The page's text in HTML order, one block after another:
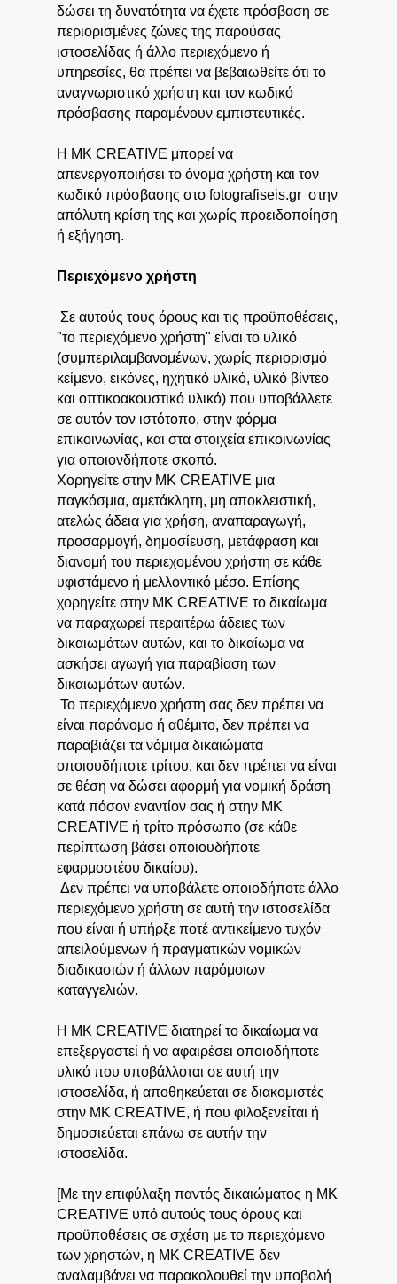
δώσει τη δυνατότητα να έχετε πρόσβαση σε
περιορισμένες ζώνες της παρούσας
ιστοσελίδας ή άλλο περιεχόμενο ή
υπηρεσίες, θα πρέπει να βεβαιωθείτε ότι το
αναγνωριστικό χρήστη και τον κωδικό
πρόσβασης παραμένουν εμπιστευτικές.
Η MK CREATIVE μπορεί να
απενεργοποιήσει το όνομα χρήστη και τον
κωδικό πρόσβασης στο fotografiseis.gr στην
απόλυτη κρίση της και χωρίς προειδοποίηση
ή εξήγηση.
Περιεχόμενο χρήστη
Σε αυτούς τους όρους και τις προϋποθέσεις,
"το περιεχόμενο χρήστη" είναι το υλικό
(συμπεριλαμβανομένων, χωρίς περιορισμό
κείμενο, εικόνες, ηχητικό υλικό, υλικό βίντεο
και οπτικοακουστικό υλικό) που υποβάλλετε
σε αυτόν τον ιστότοπο, στην φόρμα
επικοινωνίας, και στα στοιχεία επικοινωνίας
για οποιονδήποτε σκοπό.
Χορηγείτε στην MK CREATIVE μια
παγκόσμια, αμετάκλητη, μη αποκλειστική,
ατελώς άδεια για χρήση, αναπαραγωγή,
προσαρμογή, δημοσίευση, μετάφραση και
διανομή του περιεχομένου χρήστη σε κάθε
υφιστάμενο ή μελλοντικό μέσο. Επίσης
χορηγείτε στην MK CREATIVE το δικαίωμα
να παραχωρεί περαιτέρω άδειες των
δικαιωμάτων αυτών, και το δικαίωμα να
ασκήσει αγωγή για παραβίαση των
δικαιωμάτων αυτών.
Το περιεχόμενο χρήστη σας δεν πρέπει να
είναι παράνομο ή αθέμιτο, δεν πρέπει να
παραβιάζει τα νόμιμα δικαιώματα
οποιουδήποτε τρίτου, και δεν πρέπει να είναι
σε θέση να δώσει αφορμή για νομική δράση
κατά πόσον εναντίον σας ή στην MK
CREATIVE ή τρίτο πρόσωπο (σε κάθε
περίπτωση βάσει οποιουδήποτε
εφαρμοστέου δικαίου).
Δεν πρέπει να υποβάλετε οποιοδήποτε άλλο
περιεχόμενο χρήστη σε αυτή την ιστοσελίδα
που είναι ή υπήρξε ποτέ αντικείμενο τυχόν
απειλούμενων ή πραγματικών νομικών
διαδικασιών ή άλλων παρόμοιων
καταγγελιών.
Η MK CREATIVE διατηρεί το δικαίωμα να
επεξεργαστεί ή να αφαιρέσει οποιοδήποτε
υλικό που υποβάλλοται σε αυτή την
ιστοσελίδα, ή αποθηκεύεται σε διακομιστές
στην MK CREATIVE, ή που φιλοξενείται ή
δημοσιεύεται επάνω σε αυτήν την
ιστοσελίδα.
[Με την επιφύλαξη παντός δικαιώματος η MK
CREATIVE υπό αυτούς τους όρους και
προϋποθέσεις σε σχέση με το περιεχόμενο
των χρηστών, η MK CREATIVE δεν
αναλαμβάνει να παρακολουθεί την υποβολή